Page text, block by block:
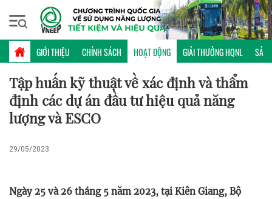
GIỚI THIỆU CHÍNH SÁCH HOẠT ĐỘNG GIẢI THƯỞNG HQNL SẢN
Thứ hai, 10/08/2026 | 17:02 GMT+7
HOẠT ĐỘNG
Tập huấn kỹ thuật về xác định và thẩm
định các dự án đầu tư hiệu quả năng
lượng và ESCO
29/05/2023
Ngày 25 và 26 tháng 5 năm 2023, tại Kiên Giang, Bộ